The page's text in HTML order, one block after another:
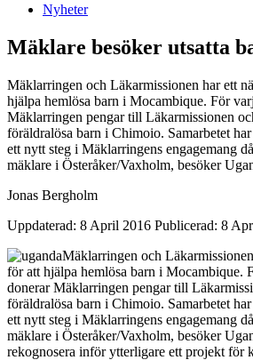
Nyheter
Mäklare besöker utsatta
Mäklarringen och Läkarmissionen har ett
hjälpa hemlösa barn i Mocambique. För
Mäklarringen pengar till Läkarmissionen
föräldralösa barn i Chimoio. Samarbetet
ett nytt steg i Mäklarringens engagemang
mäklare i Österåker/Vaxholm, besöker
Jonas Bergholm
Uppdaterad: 8 April 2016 Publicerad: 8
Mäklarringen och
för att hjälpa hemlösa barn i Mocambique.
donerar Mäklarringen pengar till
föräldralösa barn i Chimoio. Samarbetet
ett nytt steg i Mäklarringens engagemang
mäklare i Österåker/Vaxholm, besöker
rekognosera inför ytterligare ett projekt för